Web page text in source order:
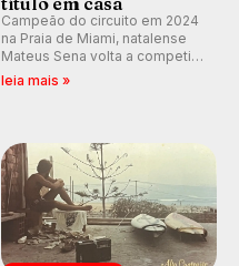
Campeão do circuito em 2024
na Praia de Miami, natalense
Mateus Sena volta a competir
em casa em busca de manter a
hegemonia potiguar em etapa
leia mais »